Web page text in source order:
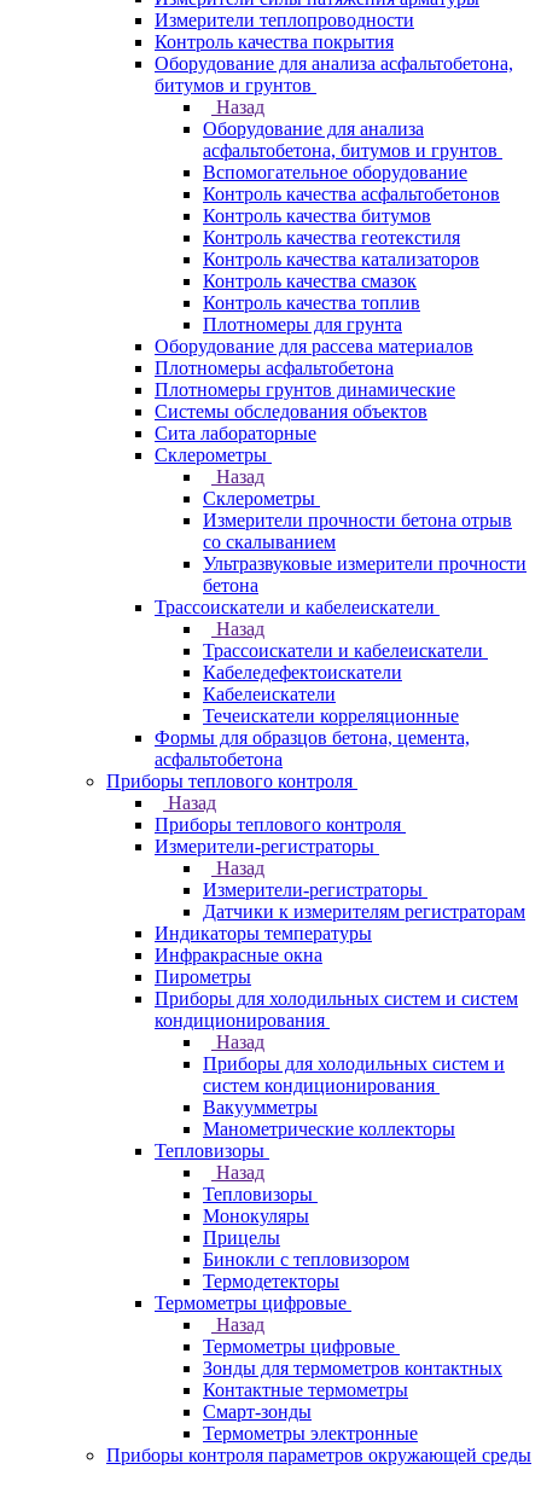
Измерители теплопроводности
Контроль качества покрытия
Оборудование для анализа асфальтобетона,
битумов и грунтов
Назад
Оборудование для анализа
асфальтобетона, битумов и грунтов
Вспомогательное оборудование
Контроль качества асфальтобетонов
Контроль качества битумов
Контроль качества геотекстиля
Контроль качества катализаторов
Контроль качества смазок
Контроль качества топлив
Плотномеры для грунта
Оборудование для рассева материалов
Плотномеры асфальтобетона
Плотномеры грунтов динамические
Системы обследования объектов
Сита лабораторные
Склерометры
Назад
Склерометры
Измерители прочности бетона отрыв
со скалыванием
Ультразвуковые измерители прочности
бетона
Трассоискатели и кабелеискатели
Назад
Трассоискатели и кабелеискатели
Кабеледефектоискатели
Кабелеискатели
Течеискатели корреляционные
Формы для образцов бетона, цемента,
асфальтобетона
Приборы теплового контроля
Назад
Приборы теплового контроля
Измерители-регистраторы
Назад
Измерители-регистраторы
Датчики к измерителям регистраторам
Индикаторы температуры
Инфракрасные окна
Пирометры
Приборы для холодильных систем и систем
кондиционирования
Назад
Приборы для холодильных систем и
систем кондиционирования
Вакуумметры
Манометрические коллекторы
Тепловизоры
Назад
Тепловизоры
Монокуляры
Прицелы
Бинокли с тепловизором
Термодетекторы
Термометры цифровые
Назад
Термометры цифровые
Зонды для термометров контактных
Контактные термометры
Смарт-зонды
Термометры электронные
Приборы контроля параметров окружающей среды